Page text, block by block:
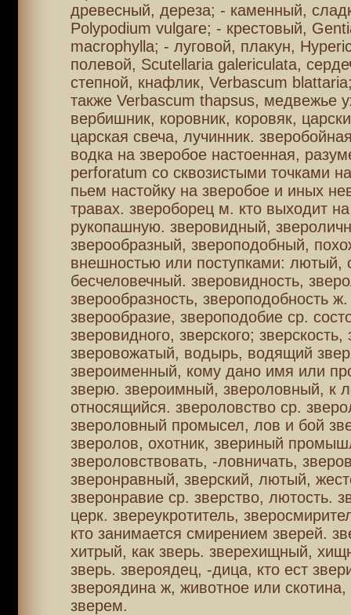
древесный, дереза; - каменный,
Polypodium vulgare; - крестовый,
macrophylla; - луговой, плакун,
полевой, Scutellaria galericulata,
степной, кнафлик, Verbascum
также Verbascum thapsus, медвежье
вербишник, коровник, коровяк,
царская свеча, лучинник.
водка на зверобое настоенная,
perforatum со сквозистыми точками
пьем настойку на зверобое и иных
травах. звероборец м. кто выходит
рукопашную. зверовидный,
зверообразный, звероподобный,
внешностью или поступками: лютый,
бесчеловечный. зверовидность,
зверообразность, звероподобность ж.
зверообразие, звероподобие ср.
зверовидного, зверского; зверскость,
зверовожатый, водырь, водящий
звероименный, кому дано имя или
зверю. звероимный, звероловный, к
относящийся. звероловство ср.
звероловный промысел, лов и бой
зверолов, охотник, звериный
звероловствовать, -ловничать,
зверонравный, зверский, лютый,
зверонравие ср. зверство, лютость.
церк. звереукротитель,
кто занимается смирением зверей.
хитрый, как зверь. зверехищный,
зверь. звероядец, -дица, кто ест
звероядина ж, животное или скотина,
зверем.